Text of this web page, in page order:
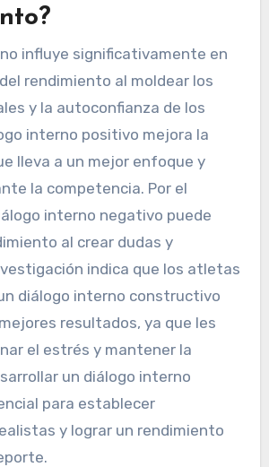
influye significativamente en
rendimiento al moldear los
y la autoconfianza de los
interno positivo mejora la
lleva a un mejor enfoque y
la competencia. Por el
interno negativo puede
al crear dudas y
indica que los atletas
diálogo interno constructivo
resultados, ya que les
el estrés y mantener la
un diálogo interno
para establecer
y lograr un rendimiento